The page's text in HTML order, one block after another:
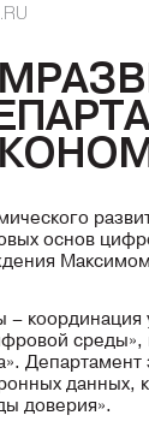
основ
–
среды»,
данных,
доверия».